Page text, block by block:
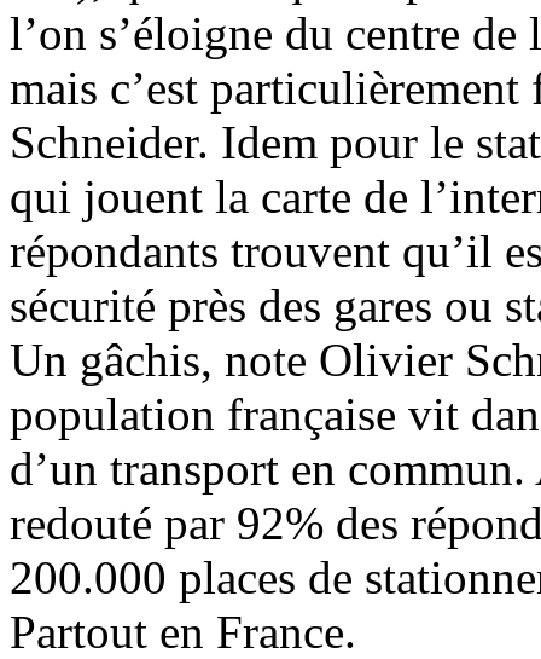
l’on s’éloigne du centre
mais c’est
Schneider. Idem pour le
qui jouent la carte de
répondants trouvent qu’il
sécurité près des gares ou
Un gâchis, note Olivier
population française vit
d’un transport en
redouté par 92% des
200.000 places de
Partout en France.